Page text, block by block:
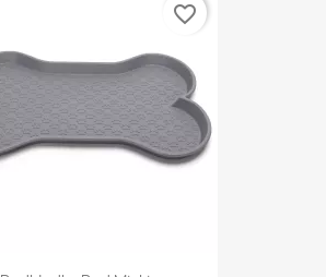
favorite_border